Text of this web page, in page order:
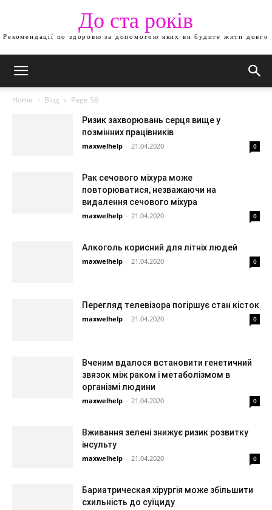
До ста років
Рекомендації по здоровю за допомогою яких ви будите жити довго
Home Blog Page 56
Ризик захворювань серця вище у
позмінних працівників
maxwelhelp - 21.04.2020 0
Рак сечового міхура може
повторюватися, незважаючи на
видалення сечового міхура
maxwelhelp - 21.04.2020 0
Алкоголь корисний для літніх людей
maxwelhelp - 21.04.2020 0
Перегляд телевізора погіршує стан кісток
maxwelhelp - 21.04.2020 0
Вченим вдалося встановити генетичний
звязок між раком і метаболізмом в
організмі людини
maxwelhelp - 21.04.2020 0
Вживання зелені знижує ризик розвитку
інсульту
maxwelhelp - 21.04.2020 0
Бариатрическая хірургія може збільшити
схильність до суїциду